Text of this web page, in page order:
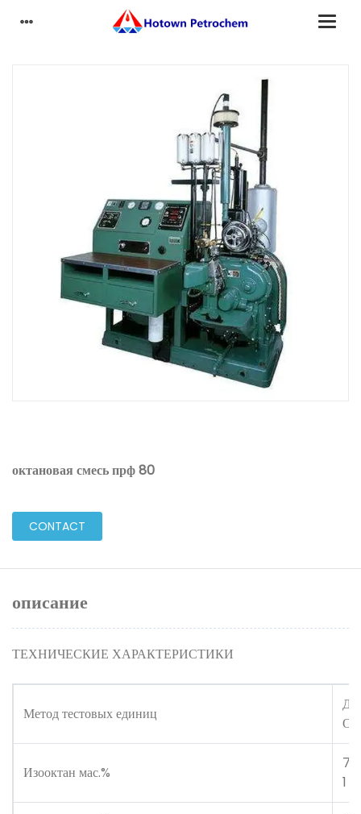
октановая смесь прф 80
CONTACT
описание
ТЕХНИЧЕСКИЕ ХАРАКТЕРИСТИКИ
Метод тестовых единиц
ОН
Изооктан мас.%
1